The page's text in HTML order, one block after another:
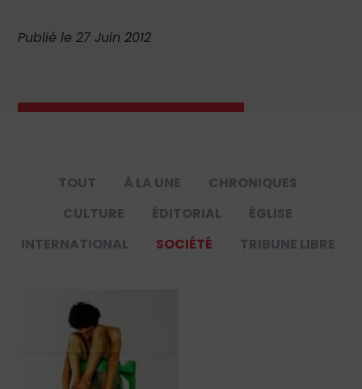
Publié le 27 Juin 2012
TOUT À LA UNE
CHRONIQUES
CULTURE
ÉDITORIAL
ÉGLISE
INTERNATIONAL
SOCIÉTÉ TRIBUNE LIBRE